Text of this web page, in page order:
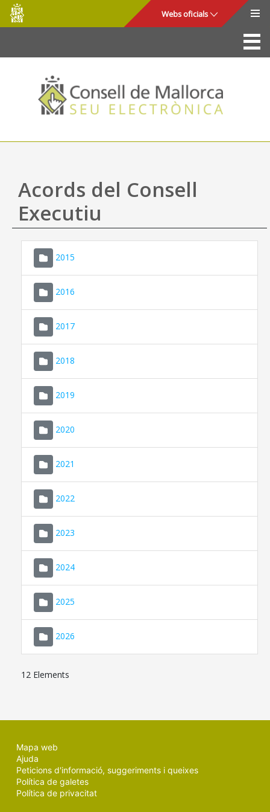
Salta al contingut principal
Consell
de
Mallorca
Webs oficials
La Seu
Consell de Mallorca
Accés i seguretat
Utilitats
Ajuda
Acords del Consell
Executiu
2015
2016
2017
2018
2019
2020
2021
2022
2023
2024
2025
2026
12 Elements
Mapa web
Ajuda
Peticions d'informació, suggeriments i queixes
Política de galetes
Política de privacitat